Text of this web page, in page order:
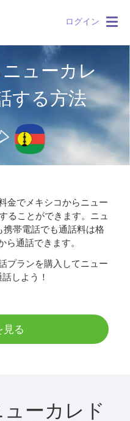
ログイン
ューカレ
する方法
金でメキシコからニュー
ることができます。 ニュ
帯電話でも通話料は格
ら通話できます。
プランを購入してニュー
しよう！
見る
ーカレド